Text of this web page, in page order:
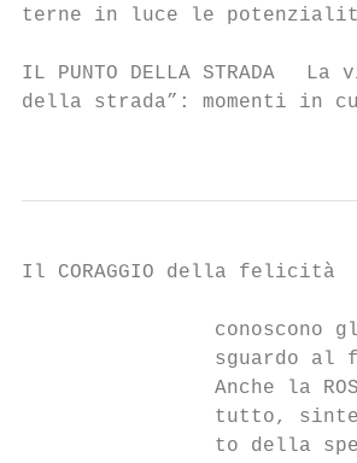
terne in luce le
IL PUNTO DELLA STRADA
della strada”: momenti
Il CORAGGIO della felicità
conoscono
sguardo al
Anche la
tutto,
to della